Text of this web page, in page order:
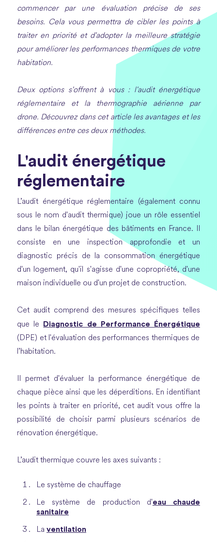
commencer par une évaluation précise de ses
besoins. Cela vous permettra de cibler les points à
traiter en priorité et d'adopter la meilleure stratégie
pour améliorer les performances thermiques de votre
habitation.
Deux options s'offrent à vous : l'audit énergétique
réglementaire et la thermographie aérienne par
drone. Découvrez dans cet article les avantages et les
différences entre ces deux méthodes.
L'audit énergétique
réglementaire
L’audit énergétique réglementaire (également connu
sous le nom d'audit thermique) joue un rôle essentiel
dans le bilan énergétique des bâtiments en France. Il
consiste en une inspection approfondie et un
diagnostic précis de la consommation énergétique
d'un logement, qu'il s'agisse d'une copropriété, d'une
maison individuelle ou d'un projet de construction.
Cet audit comprend des mesures spécifiques telles
que le
Diagnostic de Performance Énergétique
(DPE) et l'évaluation des performances thermiques de
l’habitation.
Il permet d'évaluer la performance énergétique de
chaque pièce ainsi que les déperditions. En identifiant
les points à traiter en priorité, cet audit vous offre la
possibilité de choisir parmi plusieurs scénarios de
rénovation énergétique.
L’audit thermique couvre les axes suivants :
Le système de chauffage
Le système de production d'eau chaude
sanitaire
La ventilation